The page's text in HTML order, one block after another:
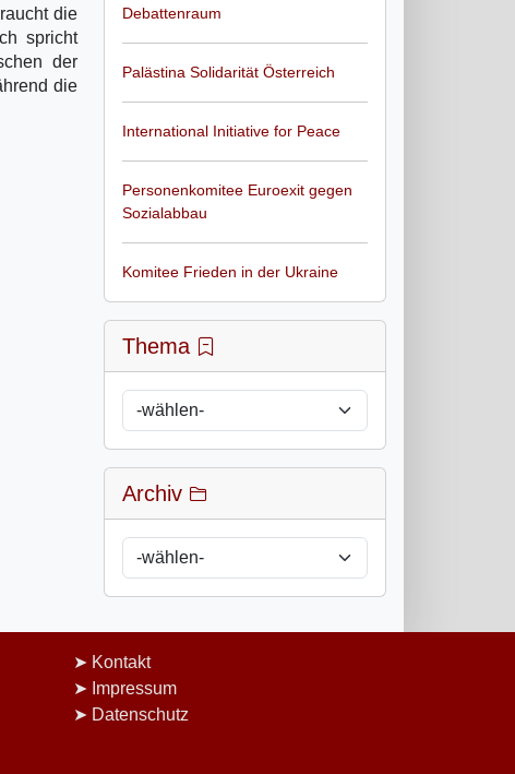
die
spricht
der
die
Debattenraum
Palästina Solidarität Österreich
International Initiative for Peace
Personenkomitee Euroexit gegen
Sozialabbau
Komitee Frieden in der Ukraine
Thema
Archiv
Kontakt
Impressum
Datenschutz